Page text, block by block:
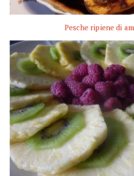
Pesche ripiene di